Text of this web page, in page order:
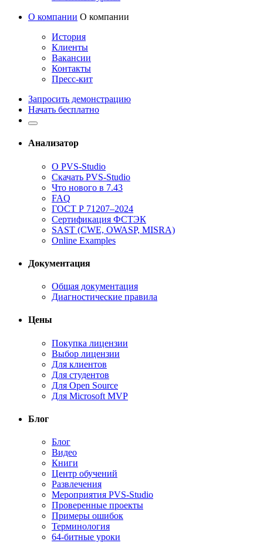
О компании О компании
История
Клиенты
Вакансии
Контакты
Пресс-кит
Запросить демонстрацию
Начать бесплатно
Анализатор
О PVS-Studio
Скачать PVS-Studio
Что нового в 7.43
FAQ
ГОСТ Р 71207–2024
Сертификация ФСТЭК
SAST (CWE, OWASP, MISRA)
Online Examples
Документация
Общая документация
Диагностические правила
Цены
Покупка лицензии
Выбор лицензии
Для клиентов
Для студентов
Для Open Source
Для Microsoft MVP
Блог
Блог
Видео
Книги
Центр обучений
Развлечения
Мероприятия PVS-Studio
Проверенные проекты
Примеры ошибок
Терминология
64-битные уроки